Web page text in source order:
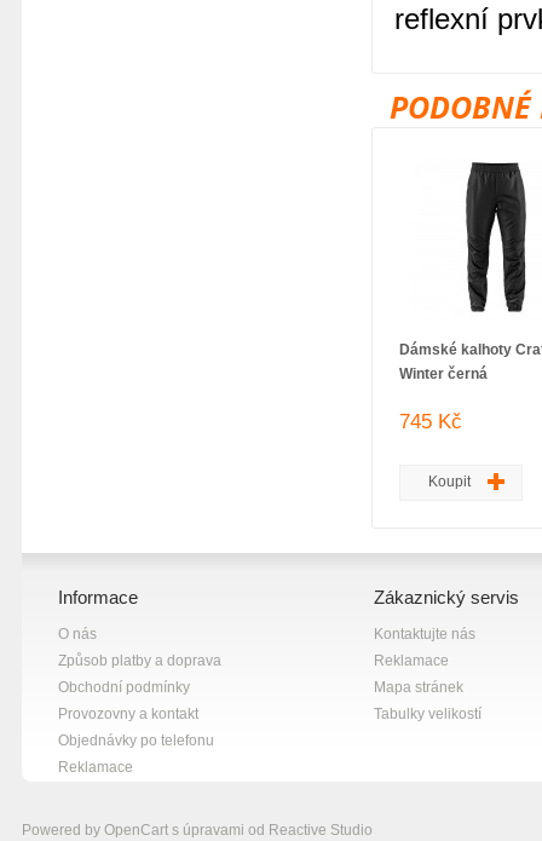
reflexní
PODOBNÉ
Dámské kalhoty
Winter černá
745 Kč
Koupit
Informace
O nás
Způsob platby a doprava
Obchodní podmínky
Provozovny a kontakt
Objednávky po telefonu
Reklamace
Zákaznický servis
Kontaktujte nás
Reklamace
Mapa stránek
Tabulky velikostí
Powered by OpenCart s úpravami od Reactive Studio